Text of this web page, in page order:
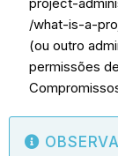
project-
/what-is-a-
(ou outro
permissões